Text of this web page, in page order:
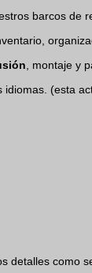
barcos de
, montaje y
idiomas. (esta
detalles como